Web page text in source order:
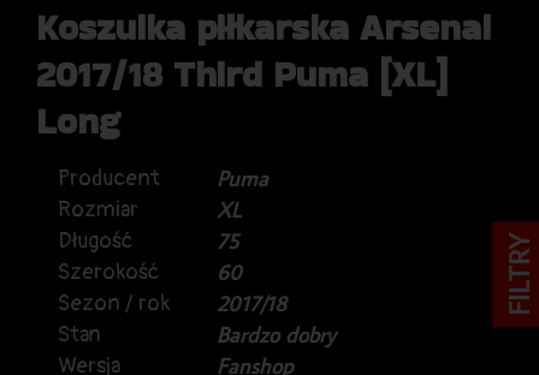
Koszulka piłkarska Arsenal
2017/18 Third Puma [XL]
Long
Producent
Puma
Rozmiar
XL
Długość
75
Szerokość
60
Sezon / rok
2017/18
Stan
Bardzo dobry
Wersja
Fanshop
FILTRY